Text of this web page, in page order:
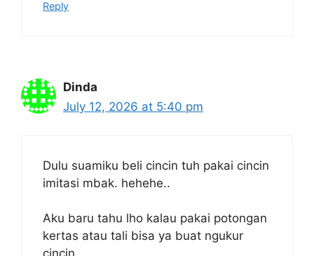
Reply
Dinda
July 12, 2026 at 5:40 pm
Dulu suamiku beli cincin tuh pakai cincin
imitasi mbak. hehehe..
Aku baru tahu lho kalau pakai potongan
kertas atau tali bisa ya buat ngukur